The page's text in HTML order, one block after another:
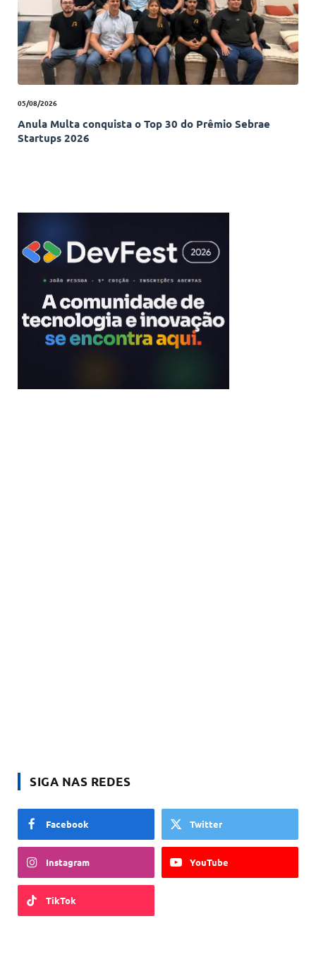
05/08/2026
Anula Multa conquista o Top 30 do Prêmio Sebrae
Startups 2026
SIGA NAS REDES
Facebook Twitter
Instagram YouTube
TikTok